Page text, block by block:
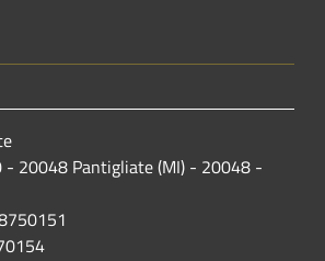
- 20048 Pantigliate (MI) - 20048 -